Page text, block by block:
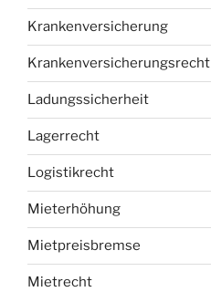
Krankenversicherung
Krankenversicherungsrecht
Ladungssicherheit
Lagerrecht
Logistikrecht
Mieterhöhung
Mietpreisbremse
Mietrecht